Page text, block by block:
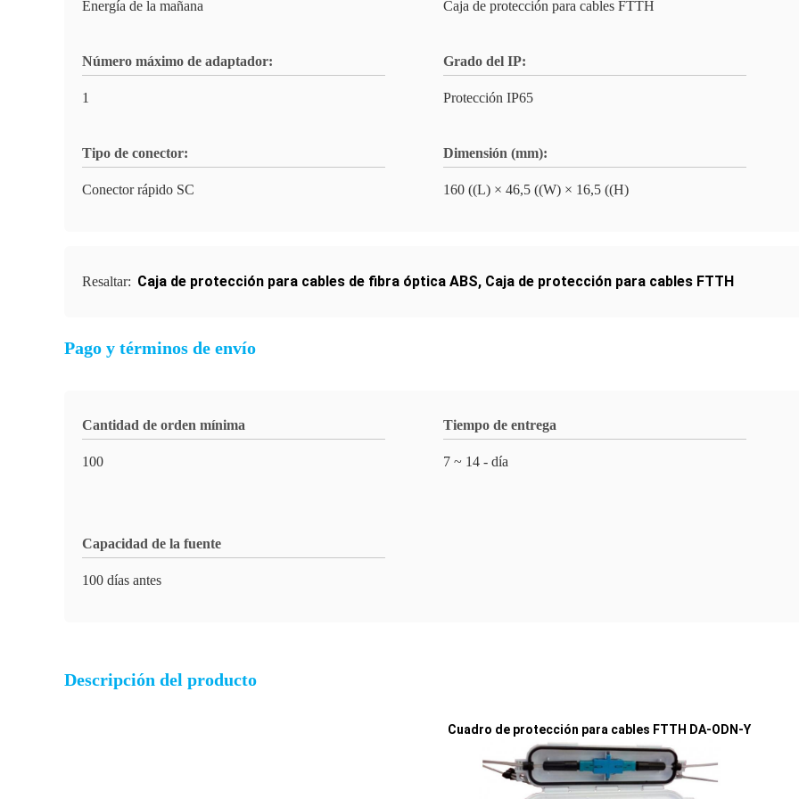
Energía de la mañana Caja de protección para cables FTTH
Número máximo de adaptador:
1
Grado del IP:
Protección IP65
Tipo de conector:
Conector rápido SC
Dimensión (mm):
160 ((L) × 46,5 ((W) × 16,5 ((H)
Resaltar: Caja de protección para cables de fibra óptica ABS, Caja de protección para cables FTTH
Pago y términos de envío
Cantidad de orden mínima
100
Tiempo de entrega
7 ~ 14 - día
Capacidad de la fuente
100 días antes
Descripción del producto
Cuadro de protección para cables FTTH DA-ODN-Y